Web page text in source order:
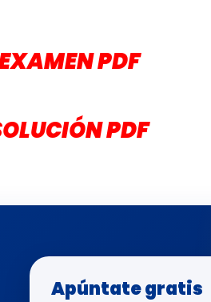
PDF
PDF
Apúntate gratis